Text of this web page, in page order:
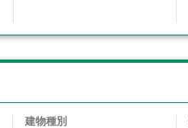
建物種別